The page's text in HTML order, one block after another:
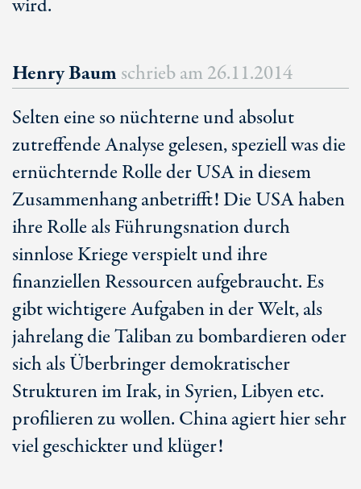
wird.
Henry Baum schrieb am 26.11.2014
Selten eine so nüchterne und absolut
zutreffende Analyse gelesen, speziell was die
ernüchternde Rolle der USA in diesem
Zusammenhang anbetrifft! Die USA haben
ihre Rolle als Führungsnation durch
sinnlose Kriege verspielt und ihre
finanziellen Ressourcen aufgebraucht. Es
gibt wichtigere Aufgaben in der Welt, als
jahrelang die Taliban zu bombardieren oder
sich als Überbringer demokratischer
Strukturen im Irak, in Syrien, Libyen etc.
profilieren zu wollen. China agiert hier sehr
viel geschickter und klüger!